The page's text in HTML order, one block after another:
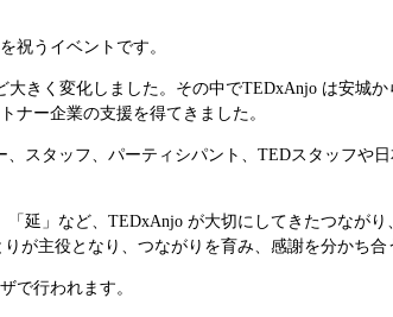
祝うイベントです。
きく変化しました。その中でTEDxAnjo は安城
ナー企業の支援を得てきました。
スタッフ、パーティシパント、TEDスタッフや
延」など、TEDxAnjo が大切にしてきたつなが
が主役となり、つながりを育み、感謝を分かち
で行われます。